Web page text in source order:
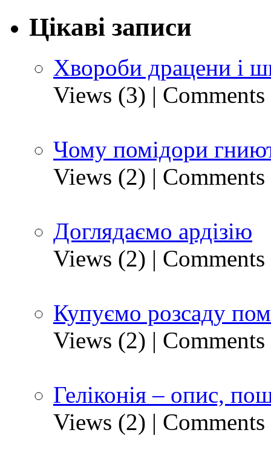
Цікаві записи
Хвороби драцени і
Views (3) |
Чому помідори
Views (2) |
Доглядаємо ардізію
Views (2) |
Купуємо розсаду
Views (2) |
Геліконія – опис,
Views (2) |